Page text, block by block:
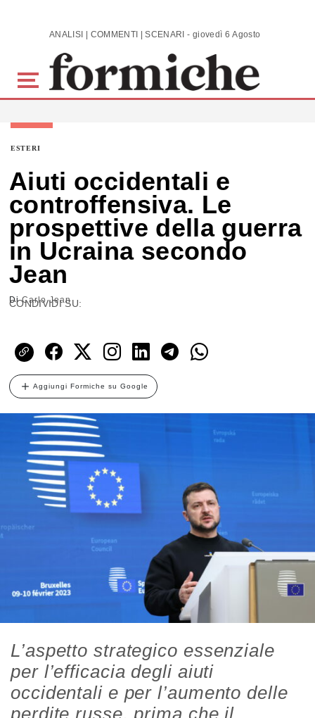
Skip to main content ANALISI | COMMENTI | SCENARI - giovedì 6 Agosto 2026
ESTERI
Aiuti occidentali e
controffensiva. Le
prospettive della guerra
in Ucraina secondo
Jean
DiCarlo Jean
CONDIVIDI SU:
Aggiungi Formiche su Google
L’aspetto strategico essenziale
per l’efficacia degli aiuti
occidentali e per l’aumento delle